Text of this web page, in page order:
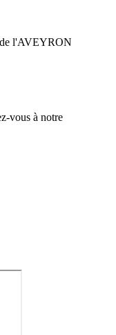
vous à notre